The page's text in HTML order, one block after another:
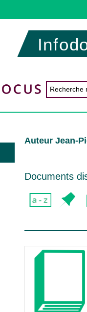
Auteur Jean-
Documents